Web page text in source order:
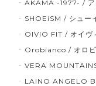
AKAMA -1977- / ア
SHOEiSM / シュー
OIVIO FIT / オイヴ
Orobianco / オロビ
VERA
LAINO ANGELO